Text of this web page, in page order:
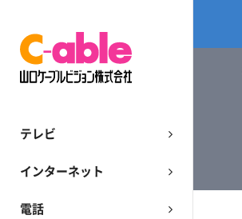
テレビ
インターネット
電話